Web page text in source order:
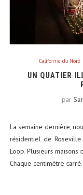
Californie du Nord
UN QUATIER
par
La semaine dernière,
résidentiel de
Loop. Plusieurs maisons
Chaque centimètre